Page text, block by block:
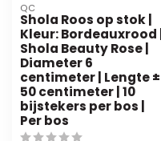
QC
Shola Roos op stok |
Kleur: Bordeauxrood |
Shola Beauty Rose |
Diameter 6
centimeter | Lengte ±
50 centimeter | 10
bijstekers per bos |
Per bos